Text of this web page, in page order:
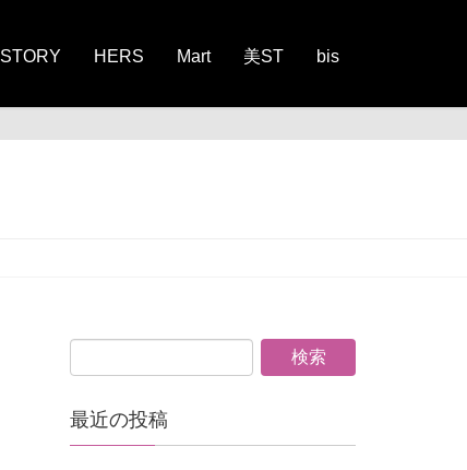
STORY HERS Mart 美ST bis
最近の投稿